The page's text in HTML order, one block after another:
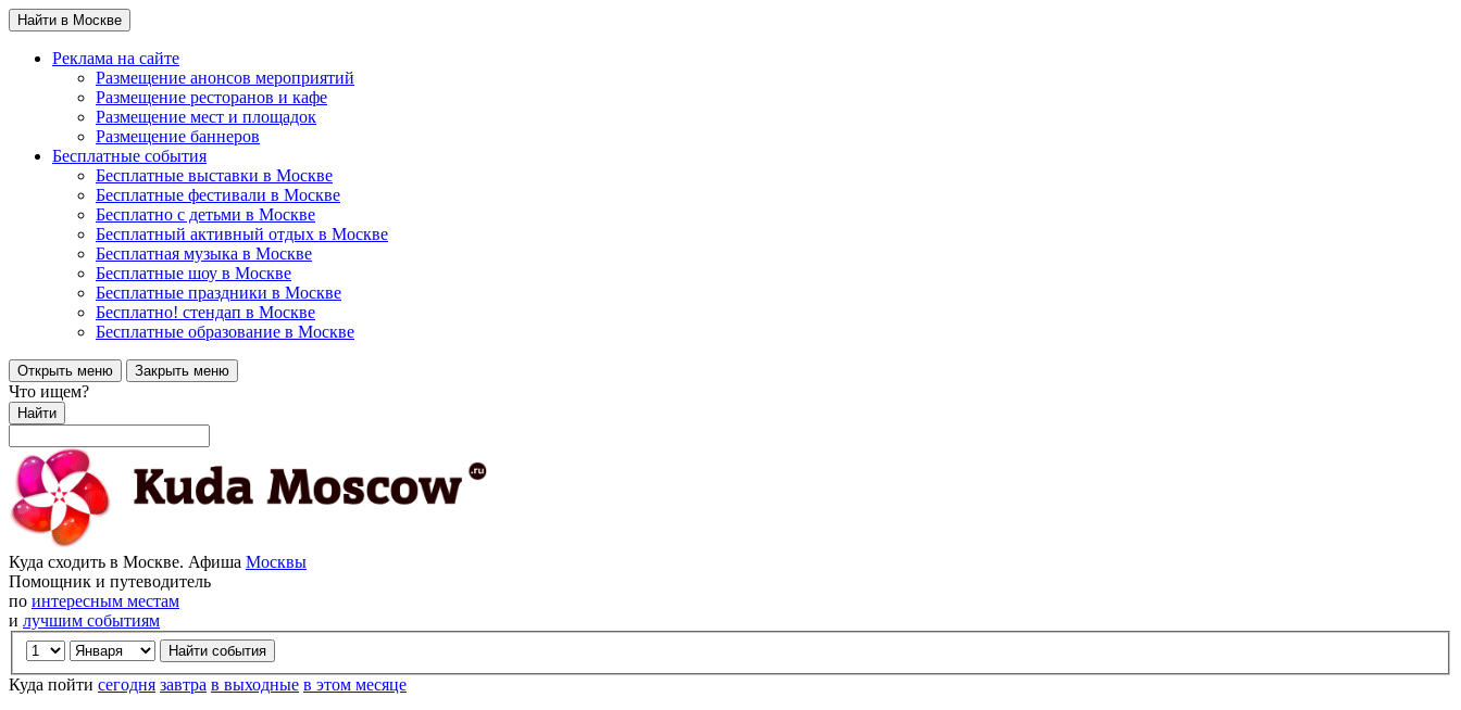
Найти в Москве
Реклама на сайте
Размещение анонсов мероприятий
Размещение ресторанов и кафе
Размещение мест и площадок
Размещение баннеров
Бесплатные события
Бесплатные выставки в Москве
Бесплатные фестивали в Москве
Бесплатно с детьми в Москве
Бесплатный активный отдых в Москве
Бесплатная музыка в Москве
Бесплатные шоу в Москве
Бесплатные праздники в Москве
Бесплатно! стендап в Москве
Бесплатные образование в Москве
Открыть меню Закрыть меню
Что ищем?
Найти
Куда сходить в Москве. Афиша Москвы
Помощник и путеводитель
по интересным местам
и лучшим событиям
Куда пойти сегодня завтра в выходные в этом месяце